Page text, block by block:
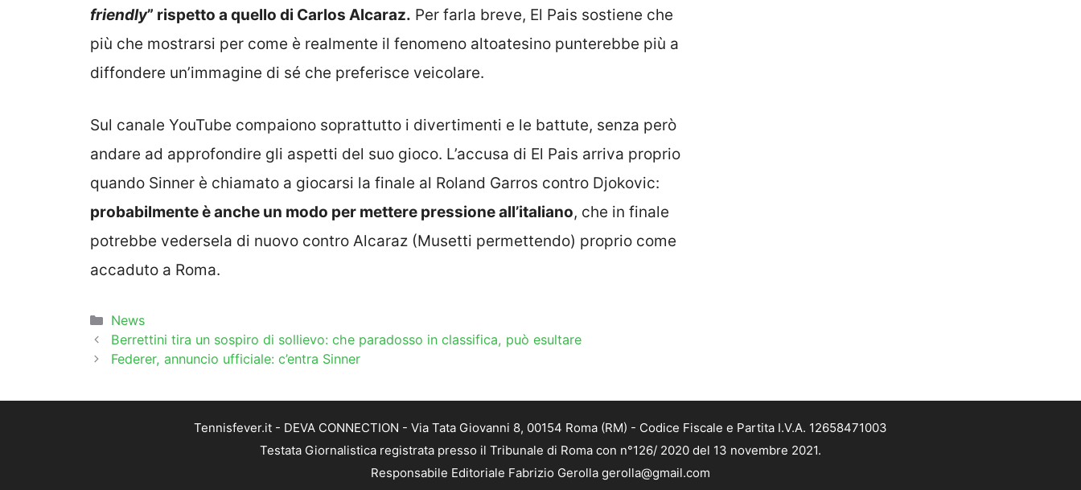
friendly” rispetto a quello di Carlos Alcaraz. Per farla breve, El Pais sostiene che
più che mostrarsi per come è realmente il fenomeno altoatesino punterebbe più a
diffondere un’immagine di sé che preferisce veicolare.
Sul canale YouTube compaiono soprattutto i divertimenti e le battute, senza però
andare ad approfondire gli aspetti del suo gioco. L’accusa di El Pais arriva proprio
quando Sinner è chiamato a giocarsi la finale al Roland Garros contro Djokovic:
probabilmente è anche un modo per mettere pressione all’italiano, che in finale
potrebbe vedersela di nuovo contro Alcaraz (Musetti permettendo) proprio come
accaduto a Roma.
Categorie
News
Berrettini tira un sospiro di sollievo: che paradosso in classifica, può esultare
Federer, annuncio ufficiale: c’entra Sinner
Tennisfever.it - DEVA CONNECTION - Via Tata Giovanni 8, 00154 Roma (RM) - Codice Fiscale e Partita I.V.A. 12658471003
Testata Giornalistica registrata presso il Tribunale di Roma con n°126/ 2020 del 13 novembre 2021.
Responsabile Editoriale Fabrizio Gerolla gerolla@gmail.com